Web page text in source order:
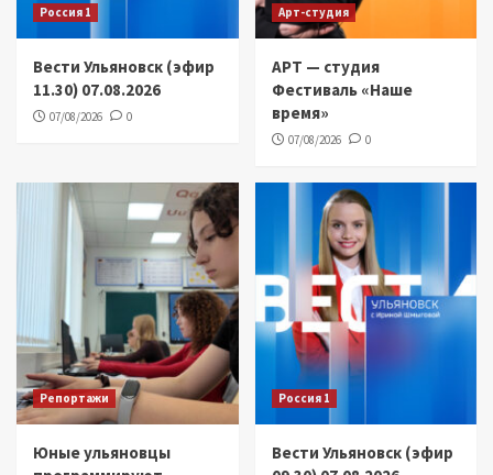
Россия 1
Вести Ульяновск (эфир
11.30) 07.08.2026
07/08/2026 0
Арт-студия
АРТ — студия
Фестиваль «Наше
время»
07/08/2026 0
Репортажи
Юные ульяновцы
Россия 1
Вести Ульяновск (эфир